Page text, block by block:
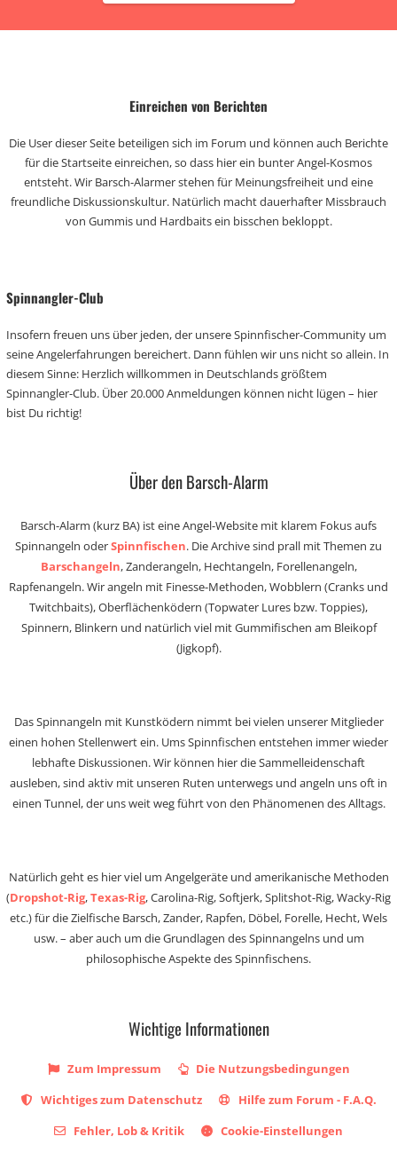
Einreichen von Berichten
Die User dieser Seite beteiligen sich im Forum und können auch Berichte
für die Startseite einreichen, so dass hier ein bunter Angel-Kosmos
entsteht. Wir Barsch-Alarmer stehen für Meinungsfreiheit und eine
freundliche Diskussionskultur. Natürlich macht dauerhafter Missbrauch
von Gummis und Hardbaits ein bisschen bekloppt.
Spinnangler-Club
Insofern freuen uns über jeden, der unsere Spinnfischer-Community um
seine Angelerfahrungen bereichert. Dann fühlen wir uns nicht so allein. In
diesem Sinne: Herzlich willkommen in Deutschlands größtem
Spinnangler-Club. Über 20.000 Anmeldungen können nicht lügen – hier
bist Du richtig!
Über den Barsch-Alarm
Barsch-Alarm (kurz BA) ist eine Angel-Website mit klarem Fokus aufs
Spinnangeln oderSpinnfischen. Die Archive sind prall mit Themen zu
Barschangeln, Zanderangeln, Hechtangeln, Forellenangeln,
Rapfenangeln. Wir angeln mit Finesse-Methoden, Wobblern (Cranks und
Twitchbaits), Oberflächenködern (Topwater Lures bzw. Toppies),
Spinnern, Blinkern und natürlich viel mit Gummifischen am Bleikopf
(Jigkopf).
Das Spinnangeln mit Kunstködern nimmt bei vielen unserer Mitglieder
einen hohen Stellenwert ein. Ums Spinnfischen entstehen immer wieder
lebhafte Diskussionen. Wir können hier die Sammelleidenschaft
ausleben, sind aktiv mit unseren Ruten unterwegs und angeln uns oft in
einen Tunnel, der uns weit weg führt von den Phänomenen des Alltags.
Natürlich geht es hier viel um Angelgeräte und amerikanische Methoden
(Dropshot-Rig,Texas-Rig, Carolina-Rig, Softjerk, Splitshot-Rig, Wacky-Rig
etc.) für die Zielfische Barsch, Zander, Rapfen, Döbel, Forelle, Hecht, Wels
usw. – aber auch um die Grundlagen des Spinnangelns und um
philosophische Aspekte des Spinnfischens.
Wichtige Informationen
Zum Impressum
Die Nutzungsbedingungen
Wichtiges zum Datenschutz
Hilfe zum Forum - F.A.Q.
Fehler, Lob & Kritik
Cookie-Einstellungen